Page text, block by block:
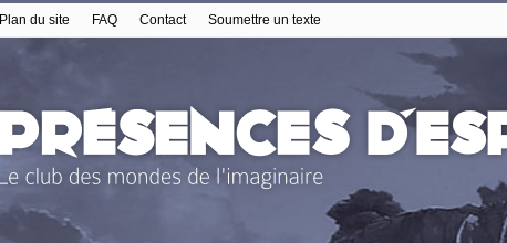
Plan du site FAQ Contact Soumettre un texte